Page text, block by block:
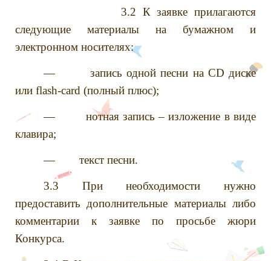
3.2 К заявке прилагаются
следующие материалы на бумажном и
электронном носителях:
— запись одной песни на CD диске
или flash-card (полный плюс);
— нотная запись – изложение в виде
клавира;
— текст песни.
3.3 При необходимости нужно
предоставить дополнительные материалы либо
комментарии к заявке по просьбе жюри
Конкурса.